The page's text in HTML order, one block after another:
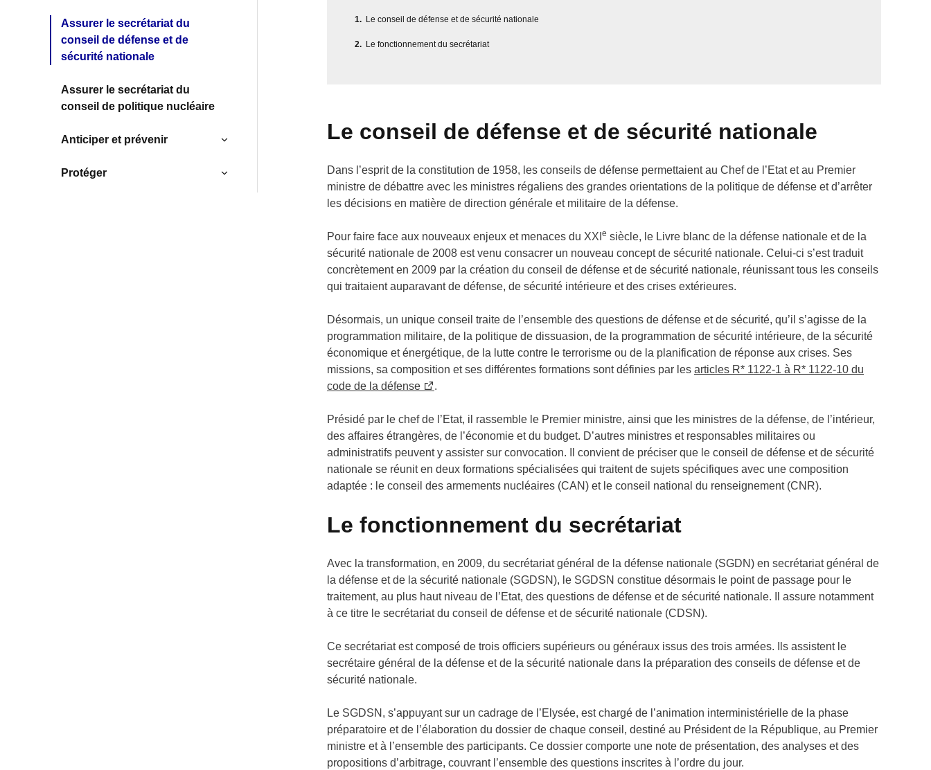
Assurer le secrétariat du
conseil de défense et de
sécurité nationale
Assurer le secrétariat du
conseil de politique nucléaire
Anticiper et prévenir
Protéger
Le conseil de défense et de sécurité nationale
Le fonctionnement du secrétariat
Le conseil de défense et de sécurité nationale
Dans l’esprit de la constitution de 1958, les conseils de défense permettaient au Chef de l’Etat et au Premier
ministre de débattre avec les ministres régaliens des grandes orientations de la politique de défense et d’arrêter
les décisions en matière de direction générale et militaire de la défense.
Pour faire face aux nouveaux enjeux et menaces du XXI e siècle, le Livre blanc de la défense nationale et de la
sécurité nationale de 2008 est venu consacrer un nouveau concept de sécurité nationale. Celui-ci s’est traduit
concrètement en 2009 par la création du conseil de défense et de sécurité nationale, réunissant tous les conseils
qui traitaient auparavant de défense, de sécurité intérieure et des crises extérieures.
Désormais, un unique conseil traite de l’ensemble des questions de défense et de sécurité, qu’il s’agisse de la
programmation militaire, de la politique de dissuasion, de la programmation de sécurité intérieure, de la sécurité
économique et énergétique, de la lutte contre le terrorisme ou de la planification de réponse aux crises. Ses
missions, sa composition et ses différentes formations sont définies par les articles R* 1122-1 à R* 1122-10 du
code de la défense
.
Présidé par le chef de l’Etat, il rassemble le Premier ministre, ainsi que les ministres de la défense, de l’intérieur,
des affaires étrangères, de l’économie et du budget. D’autres ministres et responsables militaires ou
administratifs peuvent y assister sur convocation. Il convient de préciser que le conseil de défense et de sécurité
nationale se réunit en deux formations spécialisées qui traitent de sujets spécifiques avec une composition
adaptée : le conseil des armements nucléaires (CAN) et le conseil national du renseignement (CNR).
Le fonctionnement du secrétariat
Avec la transformation, en 2009, du secrétariat général de la défense nationale (SGDN) en secrétariat général de
la défense et de la sécurité nationale (SGDSN), le SGDSN constitue désormais le point de passage pour le
traitement, au plus haut niveau de l’Etat, des questions de défense et de sécurité nationale. Il assure notamment
à ce titre le secrétariat du conseil de défense et de sécurité nationale (CDSN).
Ce secrétariat est composé de trois officiers supérieurs ou généraux issus des trois armées. Ils assistent le
secrétaire général de la défense et de la sécurité nationale dans la préparation des conseils de défense et de
sécurité nationale.
Le SGDSN, s’appuyant sur un cadrage de l’Elysée, est chargé de l’animation interministérielle de la phase
préparatoire et de l’élaboration du dossier de chaque conseil, destiné au Président de la République, au Premier
ministre et à l’ensemble des participants. Ce dossier comporte une note de présentation, des analyses et des
propositions d’arbitrage, couvrant l’ensemble des questions inscrites à l’ordre du jour.